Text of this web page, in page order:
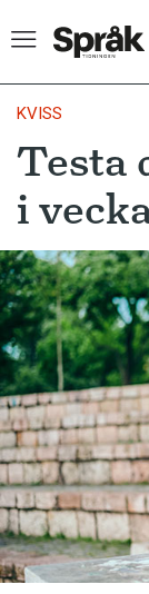
Hem
Artiklar
Krönikor
Språkfrågor
Skrivtips
Kviss
Podden
Anmäl till
Föreslå
Annonsera
KVISS
Testa
i